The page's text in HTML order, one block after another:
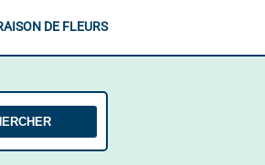
DE FLEURS